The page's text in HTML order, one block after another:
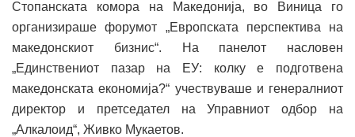
Стопанската комора на Македонија, во Виница го
организираше форумот „Европската перспектива на
македонскиот бизнис“. На панелот насловен
„Единствениот пазар на ЕУ: колку е подготвена
македонската економија?“ учествуваше и генералниот
директор и претседател на Управниот одбор на
„Алкалоид“, Живко Мукаетов.